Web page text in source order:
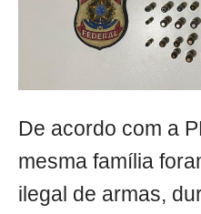
De acordo com a
mesma família
ilegal de armas,